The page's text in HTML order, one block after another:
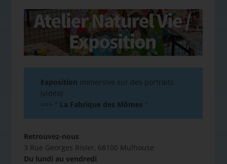
Exposition immersive sur des portraits
(vidéo)
==> " La Fabrique des Mômes "
Retrouvez-nous
3 Rue Georges Risler, 68100 Mulhouse
Du lundi au vendredi